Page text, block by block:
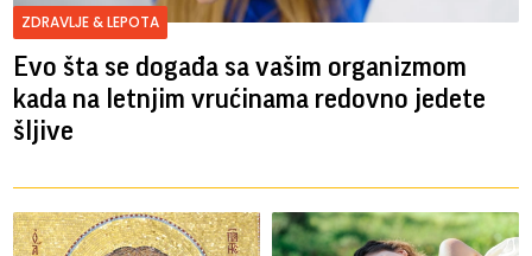
ZDRAVLJE & LEPOTA
Evo šta se događa sa vašim organizmom
kada na letnjim vrućinama redovno jedete
šljive